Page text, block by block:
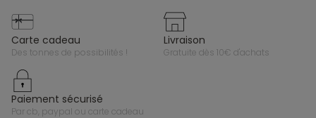
carte cadeau
des tonnes de possibilités !
livraison
gratuite dès 10€ d'achats
paiement sécurisé
par cb, paypal ou carte cadeau